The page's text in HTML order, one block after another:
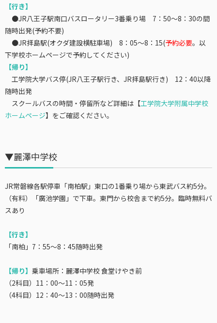
【行き】
●JR八王子駅南口バスロータリー3番乗り場 7：50〜8：30の間
随時出発(予約不要)
●JR拝島駅(オクダ建設横駐車場) 8：05〜8：15(予約必要。以
下学校ホームページで予約してください)
【帰り】
工学院大学バス停(JR八王子駅行き、JR拝島駅行き) 12：40以降
随時出発
スクールバスの時間・停留所など詳細は【工学院大学附属中学校
ホームページ】をご確認ください。
▼麗澤中学校
JR常磐線各駅停車「南柏駅」東口の1番乗り場から東武バス約5分。
（有料）「廣池学園」で下車。東門から校舎まで約5分。臨時無料バ
スあり
【行き】
「南柏」7：55～8：45随時出発
【帰り】 乗車場所： 麗澤中学校 食堂けやき前
（2科目）11：00～11：05発
（4科目）12：40～13：00随時出発